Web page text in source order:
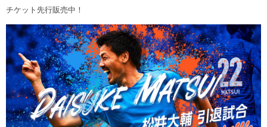
チケット先行販売中！